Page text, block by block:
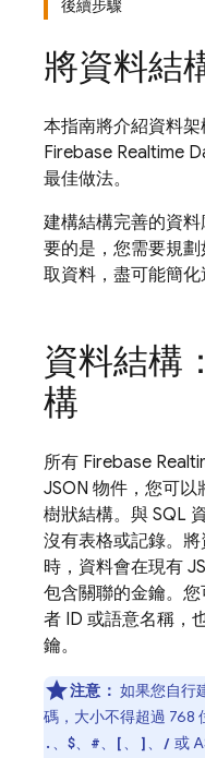
後續步驟
將資料結
本指南將介紹資料
Firebase Realtime
最佳做法。
建構結構完善的資
要的是，您需要規
取資料，盡可能簡化
資料結構
構
所有 Firebase
JSON 物件，您可以
樹狀結構。與 SQL
沒有表格或記錄。
時，資料會在現有
包含關聯的金鑰。
者 ID 或語意名稱，
鑰。
注意： 如果您自行
碼，大小不得超過 768
. 、 $、 #、 [、 ]、 / 或